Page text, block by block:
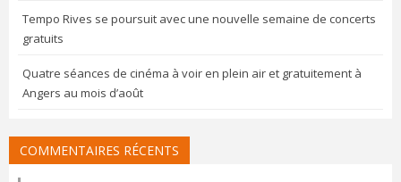
Tempo Rives se poursuit avec une nouvelle semaine de concerts
gratuits
Quatre séances de cinéma à voir en plein air et gratuitement à
Angers au mois d’août
COMMENTAIRES RÉCENTS